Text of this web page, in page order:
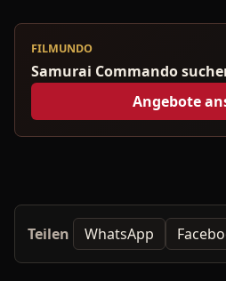
FILMUNDO
Samurai Commando
Angebote
Teilen WhatsApp